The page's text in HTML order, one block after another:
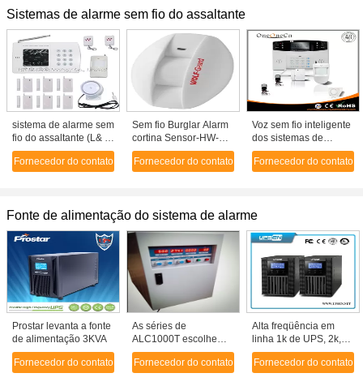
campainha eléctrica
da velocidade, sensor
de Doppler
Sistemas de alarme sem fio do assaltante
sistema de alarme sem
fio do assaltante (L& L-
808B)
Fornecedor do contato
Sem fio Burglar Alarm
cortina Sensor-HW-
M01 com dupla
frequência para janela,
Fornecedor do contato
Voz sem fio inteligente
dos sistemas de
alarme W do
assaltante do sistema
Fornecedor do contato
Fonte de alimentação do sistema de alarme
Prostar levanta a fonte
de alimentação 3KVA
Fornecedor do contato
As séries de
ALC1000T escolhem
na fonte de
alimentação variável
Fornecedor do contato
Alta freqüência em
linha 1k de UPS, 2k,
3k, fase monofásica,
fonte de alimentação
Fornecedor do contato